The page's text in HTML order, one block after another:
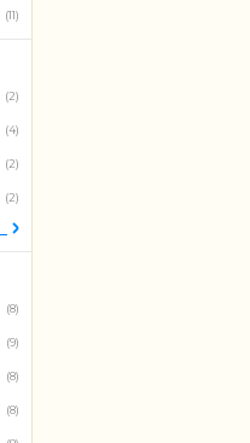
(11)
(2)
(4)
(2)
(2)
(8)
(9)
(8)
(8)